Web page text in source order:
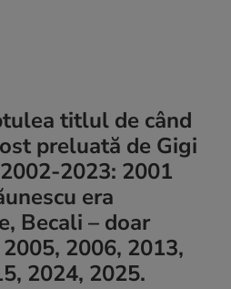
titlul de când
preluată de Gigi
2023: 2001
era
Becali – doar
2006, 2013,
2024, 2025.